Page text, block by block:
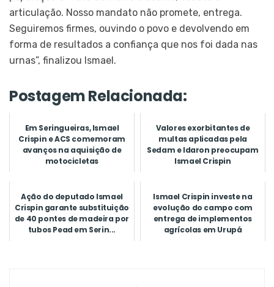
articulação. Nosso mandato não promete, entrega.
Seguiremos firmes, ouvindo o povo e devolvendo em
forma de resultados a confiança que nos foi dada nas
urnas”, finalizou Ismael.
Postagem Relacionada:
Em Seringueiras, Ismael
Crispin e ACS comemoram
avanços na aquisição de
motocicletas
Valores exorbitantes de
multas aplicadas pela
Sedam e Idaron preocupam
Ismael Crispin
Ação do deputado Ismael
Crispin garante substituição
de 40 pontes de madeira por
tubos Pead em Serin...
Ismael Crispin investe na
evolução do campo com
entrega de implementos
agrícolas em Urupá